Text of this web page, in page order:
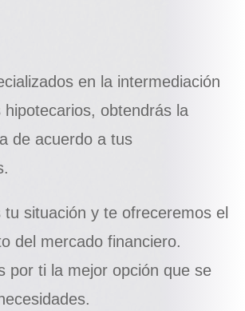
en la intermediación
hipotecarios, obtendrás la
de acuerdo a tus
tu situación y te ofreceremos el
del mercado financiero.
por ti la mejor opción que se